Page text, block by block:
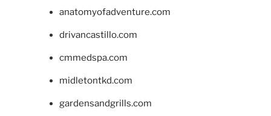
anatomyofadventure.com
drivancastillo.com
cmmedspa.com
midletontkd.com
gardensandgrills.com